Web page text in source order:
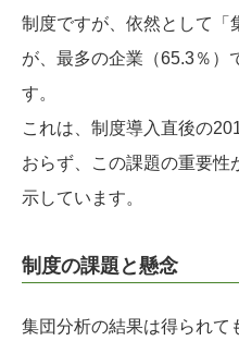
制度ですが、依然として「
が、最多の企業（65.3％）
す。
これは、制度導入直後の
おらず、この課題の重要性
示しています。
制度の課題と懸念
集団分析の結果は得られて